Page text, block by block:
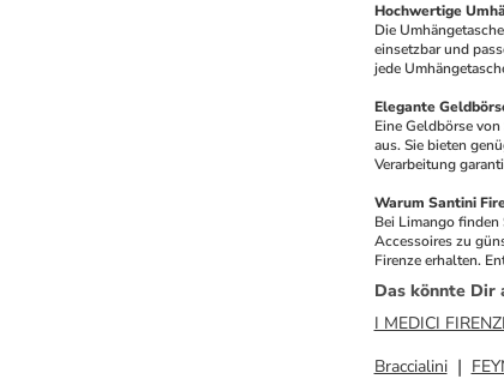
Hochwertige
Die
einsetzbar und
jede
Elegante
Eine Geldbörse
aus. Sie bieten
Verarbeitung
Warum Santini
Bei Limango
Accessoires zu
Firenze erhalten.
Das könnte Dir
I MEDICI
Braccialini